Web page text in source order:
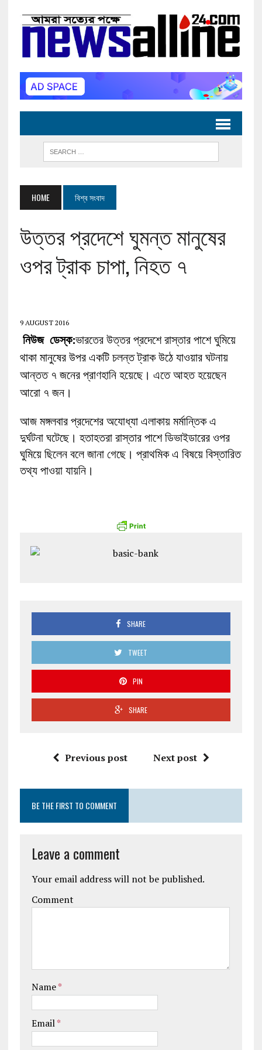
HOME বিশ্ব সংবাদ
উত্তর প্রদেশে ঘুমন্ত মানুষের
ওপর ট্রাক চাপা, নিহত ৭
9 AUGUST 2016
নিউজ ডেস্ক:ভারতের উত্তর প্রদেশে রাস্তার পাশে ঘুমিয়ে
থাকা মানুষের উপর একটি চলন্ত ট্রাক উঠে যাওয়ার ঘটনায়
আন্তত ৭ জনের প্রাণহানি হয়েছে। এতে আহত হয়েছেন
‍আরো ৭ জন।
আজ মঙ্গলবার প্রদেশের অযোধ্যা এলাকায় মর্মান্তিক এ
দুর্ঘটনা ঘটেছে। হতাহতরা রাস্তার পাশে ডিভাইডারের ওপর
ঘুমিয়ে ছিলেন বলে জানা গেছে। প্রাথমিক এ বিষয়ে বিস্তারিত
তথ্য পাওয়া যায়নি।
SHARE
TWEET
PIN
SHARE
Previous post Next post
BE THE FIRST TO COMMENT
Leave a comment
Your email address will not be published.
Comment
Name*
Email*